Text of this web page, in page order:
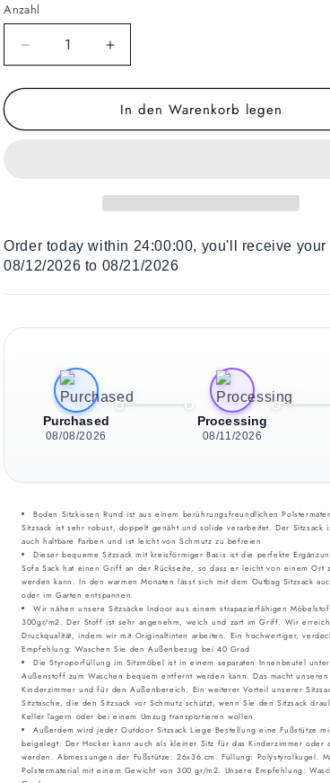
Anzahl
Verringere
die
Menge
Sitzsäcke
Erhöhe
die
Menge
für
Sitzsäcke
In den Warenkorb legen
Order today within 24:00:00, you'll receive
08/12/2026 to 08/21/2026
Purchased
08/08/2026
Processing
08/11/2026
Boden Sitzkissen Rund ist aus einem berührungsfreundlichen
Sitzsack ist sehr robust, doppelt genäht und solide verarbeitet. Der
auch haltbare Farben und ist leicht von Schmutz zu befreien
Dieser bequeme Sitzsack mit kreisförmiger Basis ist die perfekte
Sofa Sack hat einen Griff an der Rückseite, so dass er leicht von einem Ort
werden kann. In den warmen Monaten lässt sich mit dem Outbag Sitzsack
oder im Garten entspannen.
Wir nähen unsere Sitzsäcke Indoor aus einem strapazierfähigen
300gr/m2. Der Stoff ist sehr angenehm, weich und zart im Griff. Wir
Druckqualität, indem wir mit Originaltinten arbeiten. Ein hochwertiger,
Empfehlung: Waschen Sie den Außenbezug bei 40 Grad
Die Styroporfüllung im Sitzmöbel ist in einem separaten Innenbeutel
Außenstoff zum Waschen bequem entfernt werden kann. Das macht
Kinderzimmer und für den Außenbereich. Ein weiterer Vorteil unserer
Sitztasche, die den Sitzsack vor Schmutz schützt, wenn Sie den Sitzsack
Keller lagern oder bei einem Umzug transportieren wollen
Außerdem wird jeder Outdoor Sitzsack Liege Bestellung eine Fußstütze
beigelegt. Der Hocker kann auch als kleiner Sitz für das Kinderzimmer oder
werden. Abmessungen der Fußstütze: 26x36 cm. Füllung: Polystyrolkugel.
Polstermaterial mit einem Gewicht von 300 gr/m2. Unsere Empfehlung: